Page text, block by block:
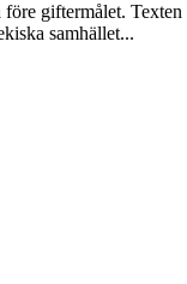
giftermålet.
samhället...